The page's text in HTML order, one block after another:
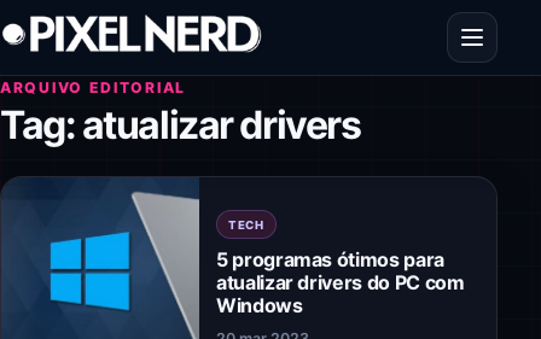
Pular para o conteúdo
Abrir
ARQUIVO EDITORIAL
Tag:atualizar drivers
TECH
5 programas ótimos para
atualizar drivers do PC com
Windows